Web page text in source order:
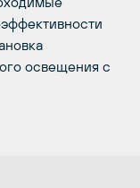
освещения с